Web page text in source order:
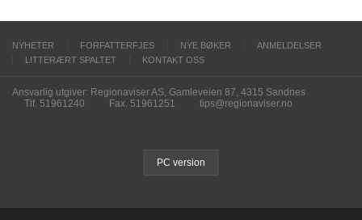
NYHETER FORFATTERFJES NYE BØKER
ANMELDELSER
LITTERÆRT SPALTET
KONTAKT OSS
Ansvarlig utgiver: Regionaviser AS, Gamleveien 87, 4315 Sandnes
Tlf. 51961240
Fax. 51961251 tips@regionaviser.no
PC version